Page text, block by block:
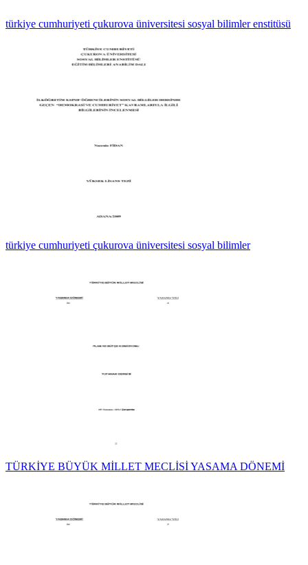
türkiye cumhuriyeti çukurova üniversitesi sosyal bilimler enstitüsü
türkiye cumhuriyeti çukurova üniversitesi sosyal bilimler
TÜRKİYE BÜYÜK MİLLET MECLİSİ YASAMA DÖNEMİ